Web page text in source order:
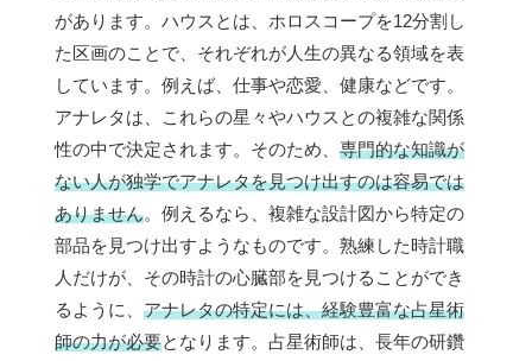
があります。ハウスとは、ホロスコープを12分割し
た区画のことで、それぞれが人生の異なる領域を表
しています。例えば、仕事や恋愛、健康などです。
アナレタは、これらの星々やハウスとの複雑な関係
性の中で決定されます。そのため、 専門的な知識が
ない人が独学でアナレタを見つけ出すのは容易では
ありません。例えるなら、複雑な設計図から特定の
部品を見つけ出すようなものです。熟練した時計職
人だけが、その時計の心臓部を見つけることができ
るように、 アナレタの特定には、経験豊富な占星術
師の力が必要となります。占星術師は、長年の研鑽